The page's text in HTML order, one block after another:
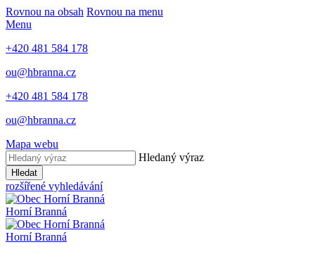
Rovnou na obsah Rovnou na menu
Menu
+420 481 584 178
ou@hbranna.cz
+420 481 584 178
ou@hbranna.cz
Mapa webu
Hledaný výraz
Hledat
rozšířené vyhledávání
Horní Branná
Horní Branná